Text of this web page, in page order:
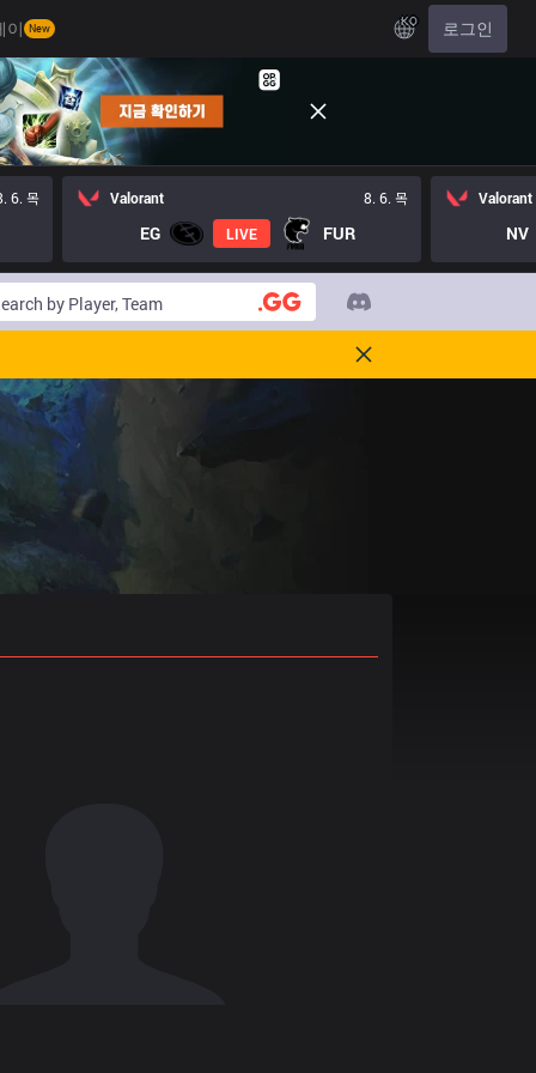
이 New KO 로그인
6. 목 Valorant 8. 6. 목
EG LIVE FUR
Valorant
NV